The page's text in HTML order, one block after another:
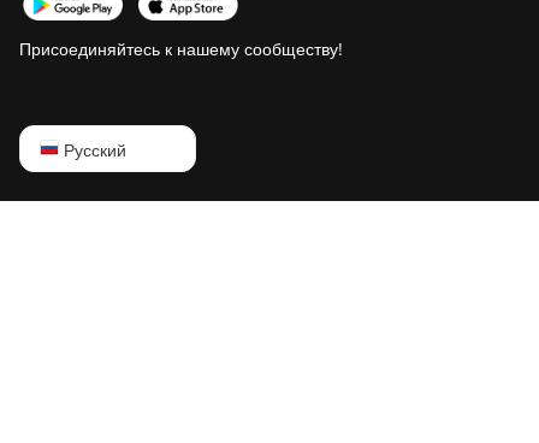
Присоединяйтесь к нашему сообществу!
Русский
English